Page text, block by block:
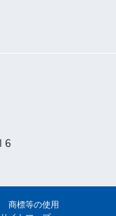
商標等の使用